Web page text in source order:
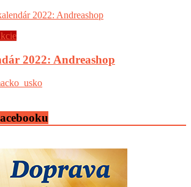
2022: Andreashop